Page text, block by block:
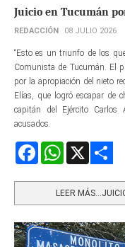
Juicio en Tucumán
REDACCIÓN 08 JULIO 2026
“Esto es un triunfo de los
Comunista de Tucumán. El
por la apropiación del nieto
Elías, que logró escapar de
capitán del Ejército Carlos
acusados.
FacebookWhatsApp
LEER